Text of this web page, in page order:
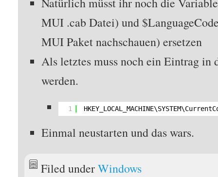
Natürlich müsst ihr noch die
MUI .cab Datei) und
MUI Paket nachschauen) ersetzen
Als letztes muss noch ein Eintrag in
werden.
1
Einmal neustarten und das wars.
Filed underWindows